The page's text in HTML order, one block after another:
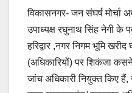
विकासनगर- जन संघर्ष मोर्चा
उपाध्यक्ष रघुनाथ सिंह नेगी के
हरिद्वार ,नगर निगम भूमि
(अधिकारियों) पर शिकंजा
जांच अधिकारी नियुक्त किए